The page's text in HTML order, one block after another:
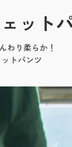
ット
わり柔らか！
トパンツ